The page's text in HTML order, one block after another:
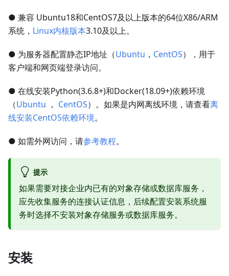
● 兼容 Ubuntu18和CentOS7及以上版本的64位X86/ARM
系统， Linux内核版本3.10及以上。
● 为服务器配置静态IP地址（Ubuntu ， CentOS），用于
客户端和网页端登录访问。
● 在线安装Python(3.6.8+)和Docker(18.09+)依赖环境
（Ubuntu ， CentOS）。如果是内网离线环境，请查看离
线安装CentOS依赖环境。
● 如需外网访问，请参考教程。
提示
如果需要对接企业内已有的对象存储或数据库服务，
应先收集服务的连接认证信息，后续配置安装系统服
务时选择不安装对象存储服务或数据库服务。
安装